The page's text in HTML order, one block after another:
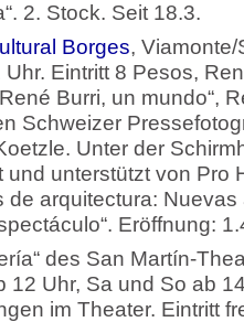
2. Stock. Seit 18.3.
Borges,
Uhr. Eintritt 8 Pesos,
Burri, un mundo“,
Schweizer
Unter der
und unterstützt von Pro
de arquitectura:
Eröffnung:
des San Martín-
12 Uhr, Sa und So ab
im Theater. Eintritt